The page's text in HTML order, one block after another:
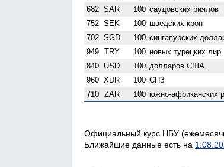
682 SAR 100 саудовских риялов
752 SEK 100 шведских крон
702 SGD 100 сингапурских
949 TRY 100 новых турецких лир
840 USD 100 долларов США
960 XDR 100 СПЗ
710 ZAR 100 южно-африканских
Официальный курс НБУ
Ближайшие данные есть на